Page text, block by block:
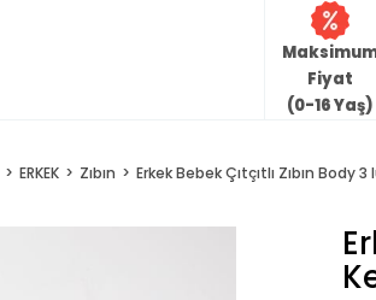
Fiyat
(0-16 Yaş)
ERKEK Zıbın Erkek Bebek Çıtçıtlı Zıbın Body